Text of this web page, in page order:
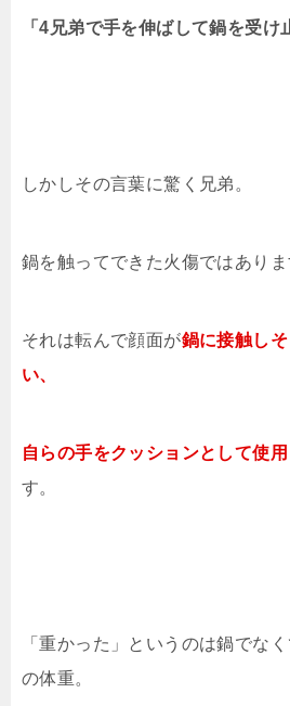
「4兄弟で手を伸ばして鍋を受け
しかしその言葉に驚く兄弟。
鍋を触ってできた火傷ではありま
それは転んで顔面が鍋に接触し
い、
自らの手をクッションとして使用
す。
「重かった」というのは鍋でな
の体重。